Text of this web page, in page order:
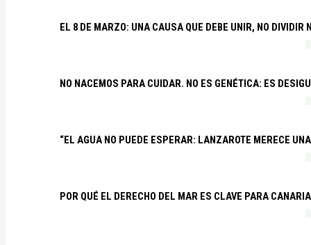
EL 8 DE MARZO: UNA CAUSA QUE DEBE UNIR, NO DIVIDIR
NO NACEMOS PARA CUIDAR. NO ES GENÉTICA: ES
“EL AGUA NO PUEDE ESPERAR: LANZAROTE MERECE
POR QUÉ EL DERECHO DEL MAR ES CLAVE PARA